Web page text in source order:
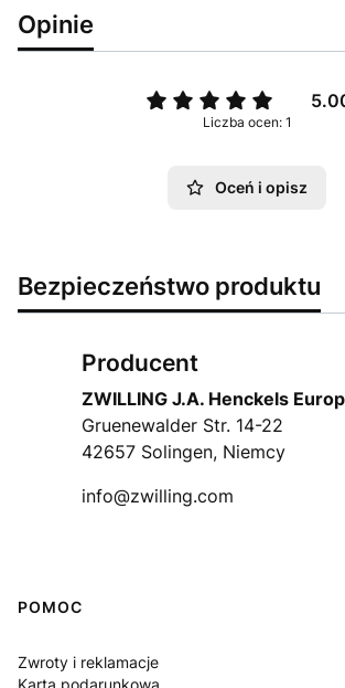
Opinie
Liczba ocen: 1
Oceń i opisz
Bezpieczeństwo produktu
Producent
ZWILLING J.A. Henckels
Gruenewalder Str. 14-22
42657 Solingen, Niemcy
info@zwilling.com
Linki w stopce
POMOC
Zwroty i reklamacje
Karta podarunkowa